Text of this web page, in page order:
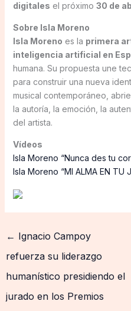
digitales el próximo 30 de
Sobre Isla Moreno
Isla Moreno es la primera
inteligencia artificial en
humana. Su propuesta une
para construir una nueva
musical contemporáneo,
la autoría, la emoción, la
del artista.
Vídeos
Isla Moreno “Nunca des tu
Isla Moreno “MI ALMA EN TU
← Ignacio Campoy
refuerza su liderazgo
humanístico presidiendo el
jurado en los Premios